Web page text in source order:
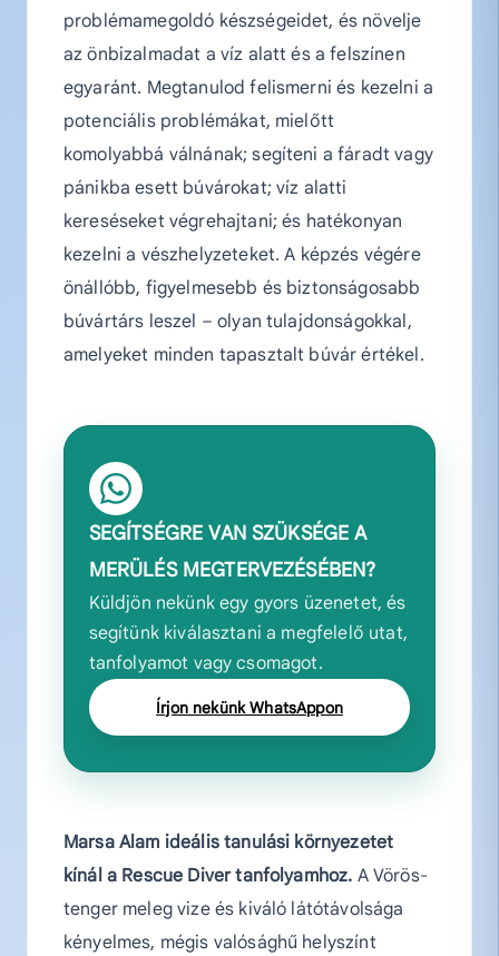
problémamegoldó készségeidet, és növelje
az önbizalmadat a víz alatt és a felszínen
egyaránt. Megtanulod felismerni és kezelni a
potenciális problémákat, mielőtt
komolyabbá válnának; segíteni a fáradt vagy
pánikba esett búvárokat; víz alatti
kereséseket végrehajtani; és hatékonyan
kezelni a vészhelyzeteket. A képzés végére
önállóbb, figyelmesebb és biztonságosabb
búvártárs leszel – olyan tulajdonságokkal,
amelyeket minden tapasztalt búvár értékel.
SEGÍTSÉGRE VAN SZÜKSÉGE A
MERÜLÉS MEGTERVEZÉSÉBEN?
Küldjön nekünk egy gyors üzenetet, és
segítünk kiválasztani a megfelelő utat,
tanfolyamot vagy csomagot.
Írjon nekünk WhatsAppon
Marsa Alam ideális tanulási környezetet
kínál a Rescue Diver tanfolyamhoz. A Vörös-
tenger meleg vize és kiváló látótávolsága
kényelmes, mégis valósághű helyszínt